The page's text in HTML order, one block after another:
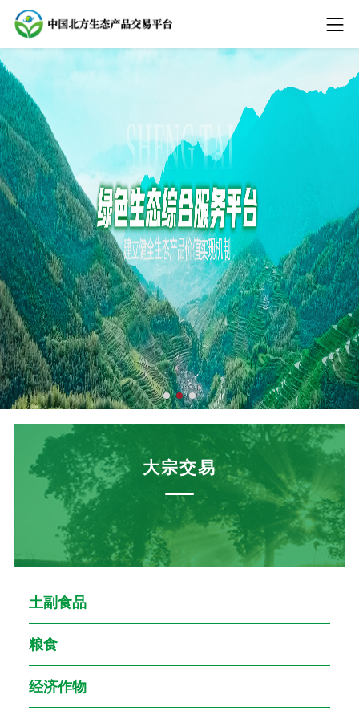
大宗交易
土副食品
粮食
经济作物